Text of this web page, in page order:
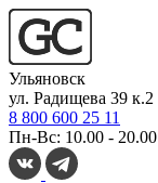
Ульяновск
ул. Радищева 39 к.2
8 800 600 25 11
Пн-Вс: 10.00 - 20.00